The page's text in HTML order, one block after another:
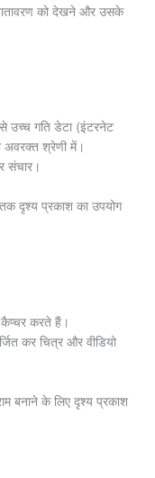
को देखने और उसके
उच्च गति डेटा (इंटरनेट
अवरक्त श्रेणी में।
संचार।
दृश्य प्रकाश का उपयोग
कैप्चर करते हैं।
कर चित्र और वीडियो
बनाने के लिए दृश्य प्रकाश